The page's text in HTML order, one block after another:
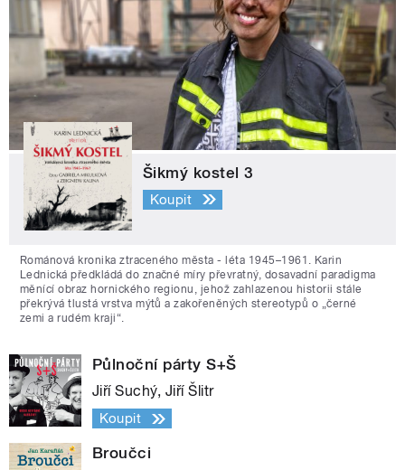
Šikmý kostel 3
Koupit
Románová kronika ztraceného města - léta 1945–1961. Karin
Lednická předkládá do značné míry převratný, dosavadní paradigma
měnící obraz hornického regionu, jehož zahlazenou historii stále
překrývá tlustá vrstva mýtů a zakořeněných stereotypů o „černé
zemi a rudém kraji“.
Půlnoční párty S+Š
Jiří Suchý, Jiří Šlitr
Koupit
Broučci